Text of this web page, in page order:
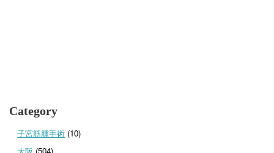
Category
子宮筋腫手術 (10)